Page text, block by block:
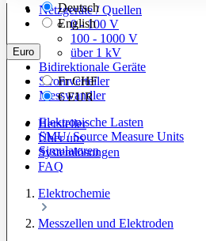
Netzgeräte / Quellen
0 - 100 V
100 - 1000 V
über 1 kV
Bidirektionale Geräte
Stromverteiler
Messwandler
Elektronische Lasten
SMU/ Source Measure Units
Simulatoren
Deutsch
English
Euro
FrCHF
€EUR
Hersteller
Über uns
Systemlösungen
FAQ
Elektrochemie
Messzellen und Elektroden